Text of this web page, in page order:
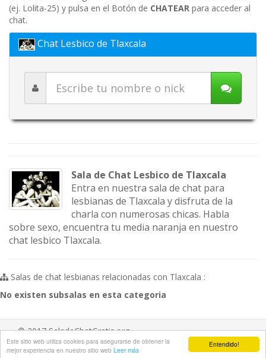
Entendido!
Este sitio web utiliza cookies para asegurarse de obtener la
mejor experiencia en nuestro sitio web Leer más
(ej. Lolita-25) y pulsa en el Botón de CHATEAR para acceder al
chat.
Chat Lesbico de Tlaxcala
Sala de Chat Lesbico de Tlaxcala
Entra en nuestra sala de chat para
lesbianas de Tlaxcala y disfruta de la
charla con numerosas chicas. Habla
sobre sexo, encuentra tu media naranja en nuestro
chat lesbico Tlaxcala.
Salas de chat lesbianas relacionadas con Tlaxcala :
No existen subsalas en esta categoria
© 2017 SaladeChatGratis.org
Aviso legal
Ayuda Contacta